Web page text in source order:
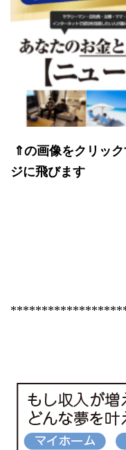
⇑の画像をクリッ
ジに飛びます